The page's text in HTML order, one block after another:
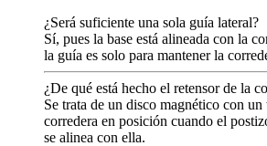
¿Será suficiente una sola guía lateral?
Sí, pues la base está alineada con la
la guía es solo para mantener la
¿De qué está hecho el retensor de la
Se trata de un disco magnético con un
corredera en posición cuando el
se alinea con ella.